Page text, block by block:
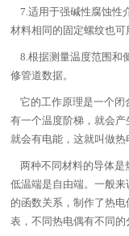
7.适用于强碱性腐蚀性
材料相同的固定螺纹也可
8.根据测量温度范围和
修管道数据。
它的工作原理是一个闭
有一个温度阶梯，就会
就会有电能，这就叫做热
两种不同材料的导体是
低温端是自由端。一般
的函数关系，制作了热
表，不同热电偶有不同的